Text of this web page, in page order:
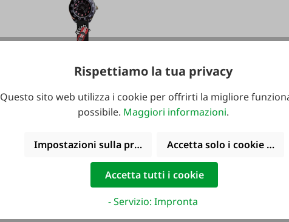
Rispettiamo la tua privacy
Questo sito web utilizza i cookie per offrirti la migliore
possibile. Maggiori informazioni.
Impostazioni sulla privacy Accetta solo i cookie
Accetta tutti i cookie
- Servizio: Impronta